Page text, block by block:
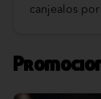
canjealos